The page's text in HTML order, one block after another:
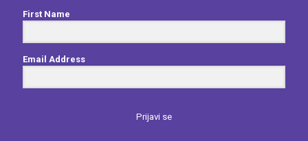
First Name
Email Address
Prijavi se